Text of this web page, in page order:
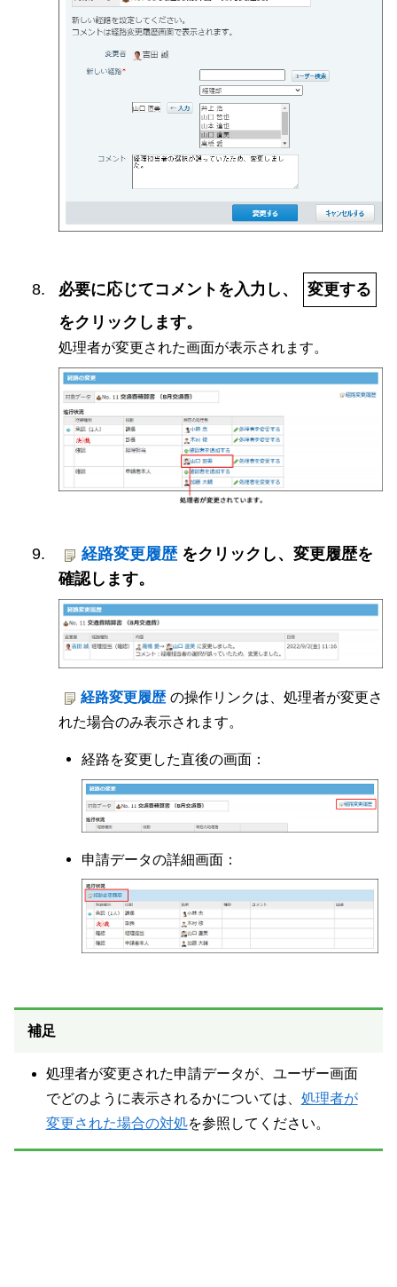
必要に応じてコメントを入力し、
変更する
をクリックします。
処理者が変更された画面が表示されます。
経路変更履歴 をクリックし、変更履歴を
確認します。
経路変更履歴 の操作リンクは、処理者が変更さ
れた場合のみ表示されます。
経路を変更した直後の画面：
申請データの詳細画面：
補足
処理者が変更された申請データが、ユーザー画面
でどのように表示されるかについては、 処理者が
変更された場合の対処を参照してください。